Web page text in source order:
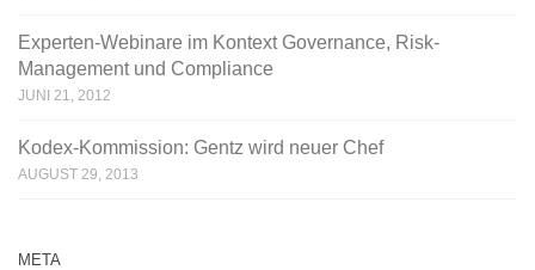
Experten-Webinare im Kontext Governance, Risk-
Management und Compliance
JUNI 21, 2012
Kodex-Kommission: Gentz wird neuer Chef
AUGUST 29, 2013
META